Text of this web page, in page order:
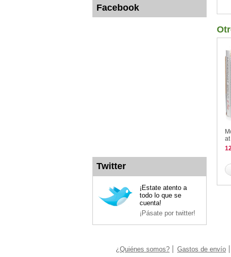
Facebook
Twitter
¡Estate atento a
todo lo que se
cuenta!
¡Pásate por twitter!
¿Quiénes somos? Gastos de envío